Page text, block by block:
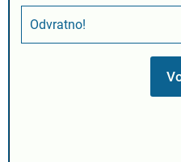
Odvratno!